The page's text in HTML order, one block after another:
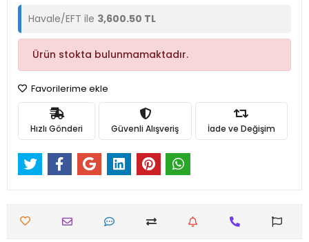
Havale/EFT ile 3,600.50 TL
Ürün stokta bulunmamaktadır.
Favorilerime ekle
Hızlı Gönderi Güvenli Alışveriş İade ve Değişim